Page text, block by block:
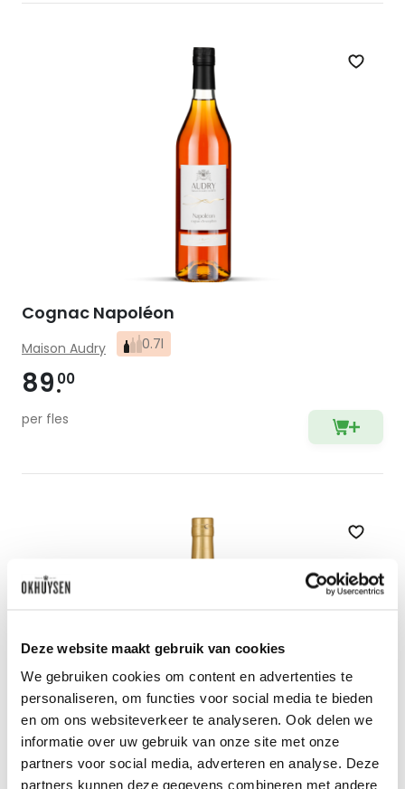
Deze website maakt gebruik van cookies
We gebruiken cookies om content en advertenties te
personaliseren, om functies voor social media te bieden
en om ons websiteverkeer te analyseren. Ook delen we
informatie over uw gebruik van onze site met onze
partners voor social media, adverteren en analyse. Deze
partners kunnen deze gegevens combineren met andere
Zet
Cognac Napoléon
Maison Audry 0.7l
89 00
per fles
Zet
Cognac VSOP - Art Audry